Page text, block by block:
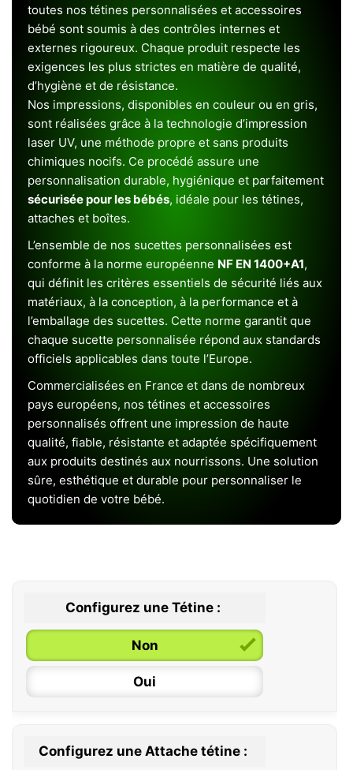
toutes nos tétines personnalisées et accessoires
bébé sont soumis à des contrôles internes et
externes rigoureux. Chaque produit respecte les
exigences les plus strictes en matière de qualité,
d’hygiène et de résistance.
Nos impressions, disponibles en couleur ou en gris,
sont réalisées grâce à la technologie d’impression
laser UV, une méthode propre et sans produits
chimiques nocifs. Ce procédé assure une
personnalisation durable, hygiénique et parfaitement
sécurisée pour les bébés, idéale pour les tétines,
attaches et boîtes.
L’ensemble de nos sucettes personnalisées est
conforme à la norme européenne NF EN 1400+A1,
qui définit les critères essentiels de sécurité liés aux
matériaux, à la conception, à la performance et à
l’emballage des sucettes. Cette norme garantit que
chaque sucette personnalisée répond aux standards
officiels applicables dans toute l’Europe.
Commercialisées en France et dans de nombreux
pays européens, nos tétines et accessoires
personnalisés offrent une impression de haute
qualité, fiable, résistante et adaptée spécifiquement
aux produits destinés aux nourrissons. Une solution
sûre, esthétique et durable pour personnaliser le
quotidien de votre bébé.
Configurez une Tétine :
Non
Oui
0 / 6 mois
Configurez une Attache tétine :